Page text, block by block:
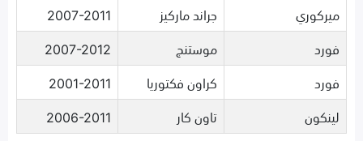
ميركوري
جراند ماركيز
2007-2011
فورد
موستنج
2007-2012
فورد
كراون فكتوريا
2001-2011
لينكون
تاون كار 2006-2011